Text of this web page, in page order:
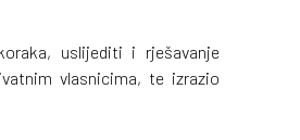
uslijediti i rješavanje
vlasnicima, te izrazio